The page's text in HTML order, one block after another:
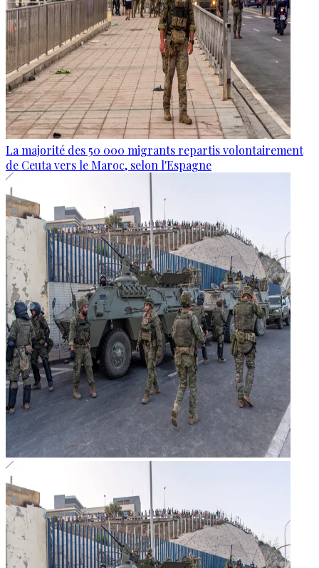
La majorité des 50 000 migrants repartis volontairement
de Ceuta vers le Maroc, selon l'Espagne